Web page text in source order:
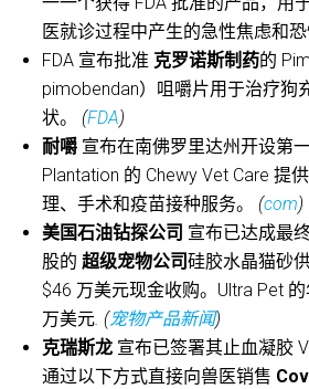
医就诊过程中产生的急性焦虑和恐
FDA 宣布批准 克罗诺斯制药的
pimobendan）咀嚼片用于治疗狗
状。 (FDA)
耐嚼 宣布在南佛罗里达州开设第
Plantation 的 Chewy Vet Care 提
理、手术和疫苗接种服务。 (com)
美国石油钻探公司 宣布已达成最
股的超级宠物公司硅胶水晶猫砂
$46 万美元现金收购。Ultra Pet
万美元. (宠物产品新闻)
克瑞斯龙 宣布已签署其止血凝胶
通过以下方式直接向兽医销售